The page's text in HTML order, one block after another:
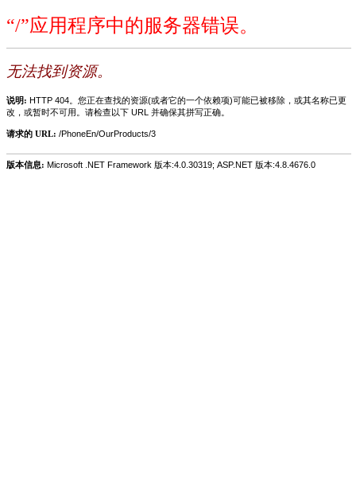
“/”应用程序中的服务器错误。
无法找到资源。
说明: HTTP 404。您正在查找的资源(或者它的一个依赖项)可能已被移除，或其名称已更
改，或暂时不可用。请检查以下 URL 并确保其拼写正确。
请求的 URL: /PhoneEn/OurProducts/3
版本信息: Microsoft .NET Framework 版本:4.0.30319; ASP.NET 版本:4.8.4676.0